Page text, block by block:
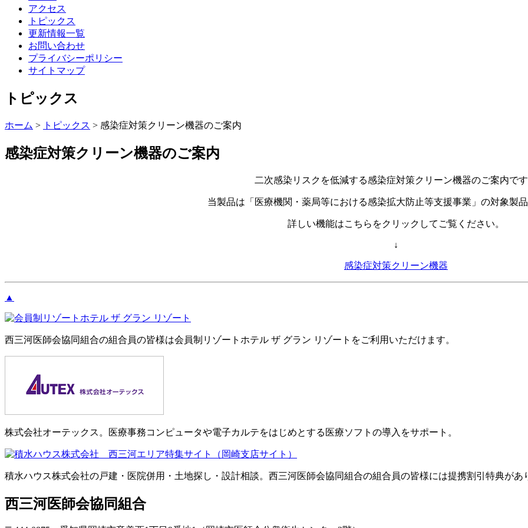
アクセス
トピックス
更新情報一覧
お問い合わせ
プライバシーポリシー
サイトマップ
トピックス
ホーム > トピックス > 感染症対策クリーン機器のご案内
感染症対策クリーン機器のご案内
二次感染リスクを低減する感染症対策クリーン機器のご案内で
当製品は「医療機関・薬局等における感染拡大防止等支援事業」の対象製
詳しい機能はこちらをクリックしてご覧ください。
↓
感染症対策クリーン機器
▲
西三河医師会協同組合の組合員の皆様は会員制リゾートホテル ザ グラン リゾートをご利用いただけます。
株式会社オーテックス。医療事務コンピュータや電子カルテをはじめとする医療ソフトの導入をサポート。
積水ハウス株式会社の戸建・医院併用・土地探し・設計相談。西三河医師会協同組合の組合員の皆様には提携割引特典があ
西三河医師会協同組合